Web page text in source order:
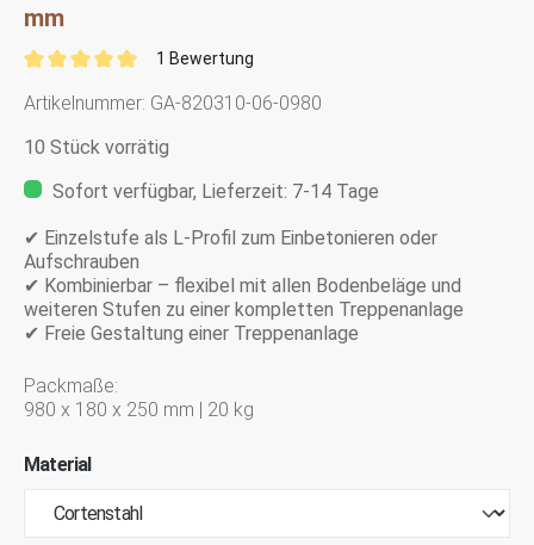
mm
1 Bewertung
Artikelnummer: GA-820310-06-0980
10 Stück vorrätig
Sofort verfügbar, Lieferzeit: 7-14 Tage
✔ Einzelstufe als L-Profil zum Einbetonieren oder
Aufschrauben
✔ Kombinierbar – flexibel mit allen Bodenbeläge und
weiteren Stufen zu einer kompletten Treppenanlage
✔ Freie Gestaltung einer Treppenanlage
Packmaße:
980 x 180 x 250 mm | 20 kg
Material